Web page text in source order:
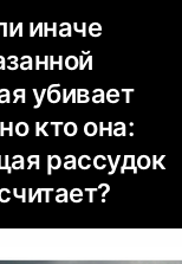
иначе
убивает
кто она:
рассудок